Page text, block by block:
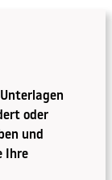
oder
und
Ihre